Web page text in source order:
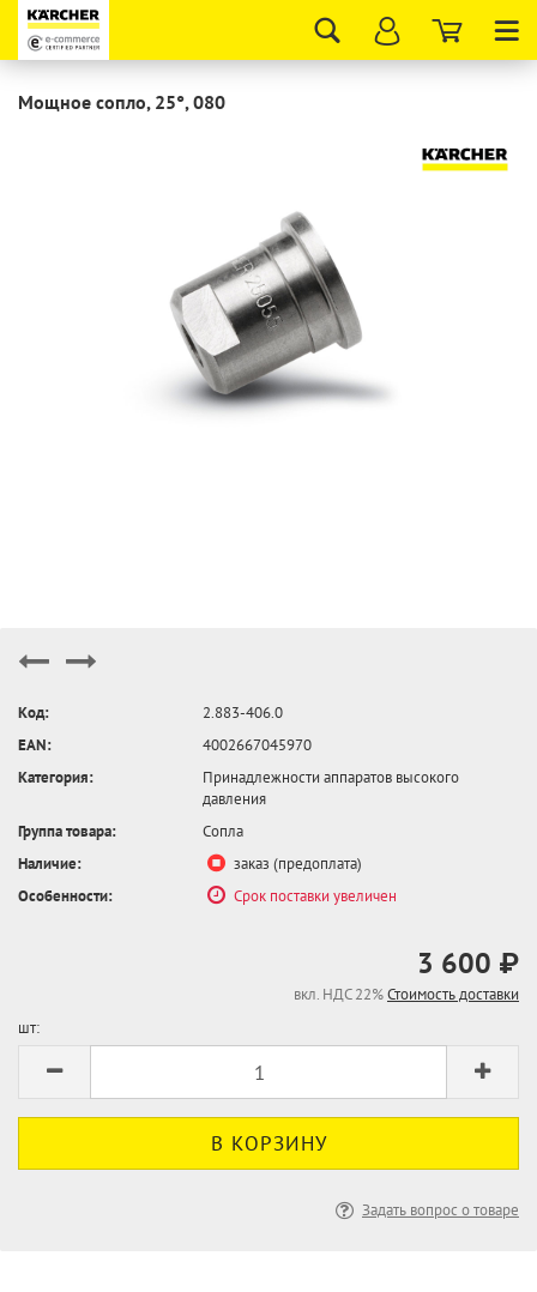
Мощное сопло, 25°, 080
Код:
2.883-406.0
EAN:
4002667045970
Категория:
Принадлежности аппаратов высокого
давления
Группа товара:
Сопла
Наличие:
заказ (предоплата)
Особенности:
Срок поставки увеличен
3 600 ₽
вкл. НДС 22%Стоимость доставки
шт:
Задать вопрос о товаре